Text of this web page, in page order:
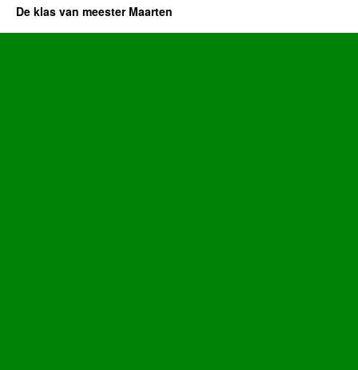
De klas van meester Maarten